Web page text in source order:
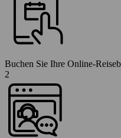
Buchen Sie Ihre Online-
2